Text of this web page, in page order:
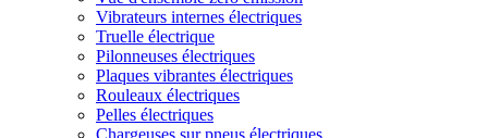
Vibrateurs internes électriques
Truelle électrique
Pilonneuses électriques
Plaques vibrantes électriques
Rouleaux électriques
Pelles électriques
Chargeuses sur pneus électriques